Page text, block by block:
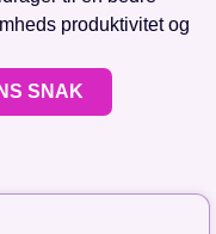
produktivitet og
SNAK